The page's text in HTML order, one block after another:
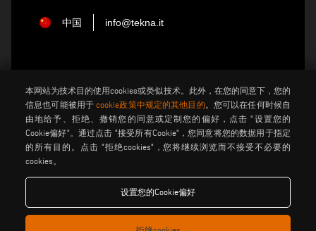
中国 info@tekna.it
隐私政策
法律说明
饼干政策
般销售条款和条件
分销通用条款与条件
本网站为技术目的使用cookies或类似技术。此外，在您的同意下，您的
信息也可能被用于cookie政策中规定的其他目的 。您可以在任何时候自
由地给予、拒绝、撤销您的同意或定制您的偏好，点击 "设置您的
Cookie偏好"。通过点击 "接受所有Cookie"，您同意将您的数据用于指定
的所有目的。点击 "拒绝cookies"，您将继续浏览而不接受不必要的
cookies。
设置您的Cookie偏好